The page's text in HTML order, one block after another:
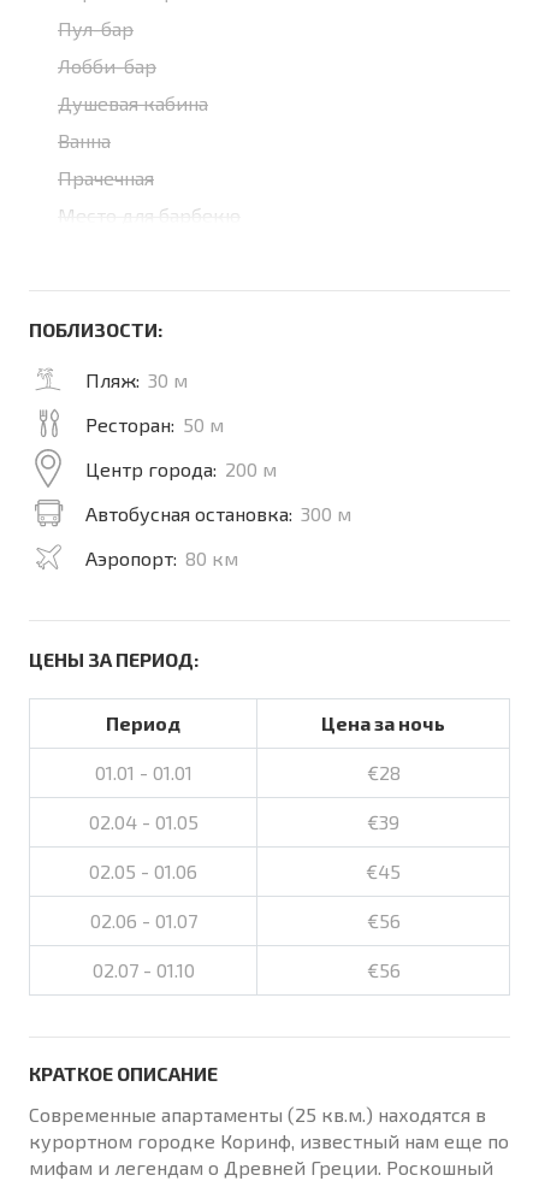
Пул-бар
Лобби-бар
Душевая кабина
Ванна
Прачечная
Место для барбекю
ПОБЛИЗОСТИ:
Пляж: 30 м
Ресторан: 50 м
Центр города: 200 м
Автобусная остановка: 300 м
Аэропорт: 80 км
ЦЕНЫ ЗА ПЕРИОД:
Период Цена за ночь
01.01 - 01.01 €28
02.04 - 01.05 €39
02.05 - 01.06 €45
02.06 - 01.07 €56
02.07 - 01.10 €56
КРАТКОЕ ОПИСАНИЕ
Современные апартаменты (25 кв.м.) находятся в
курортном городке Коринф, известный нам еще по
мифам и легендам о Древней Греции. Роскошный